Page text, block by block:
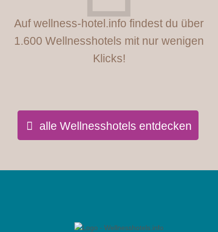
Auf wellness-hotel.info findest du über
1.600 Wellnesshotels mit nur wenigen
Klicks!
alle Wellnesshotels entdecken